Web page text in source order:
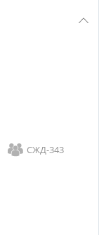
СЖД-343